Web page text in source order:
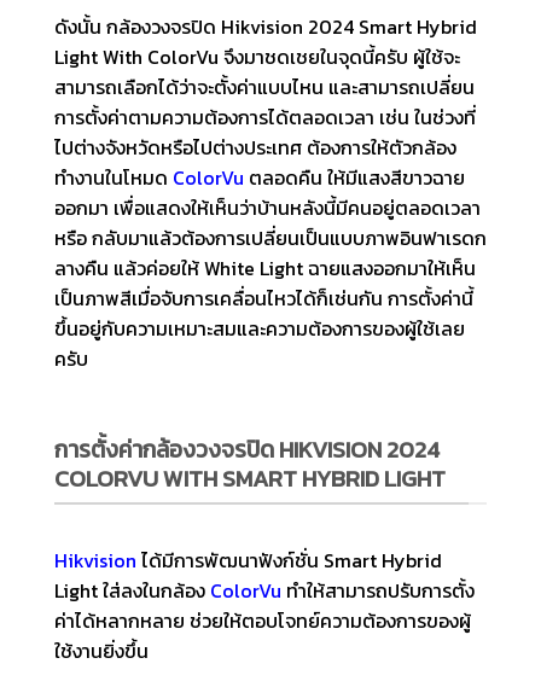
ดังนั้น กล้องวงจรปิด Hikvision 2024 Smart Hybrid
Light With ColorVu จึงมาชดเชยในจุดนี้ครับ ผู้ใช้จะ
สามารถเลือกได้ว่าจะตั้งค่าแบบไหน และสามารถเปลี่ยน
การตั้งค่าตามความต้องการได้ตลอดเวลา เช่น ในช่วงที่
ไปต่างจังหวัดหรือไปต่างประเทศ ต้องการให้ตัวกล้อง
ทำงานในโหมด ColorVu ตลอดคืน ให้มีแสงสีขาวฉาย
ออกมา เพื่อแสดงให้เห็นว่าบ้านหลังนี้มีคนอยู่ตลอดเวลา
หรือ กลับมาแล้วต้องการเปลี่ยนเป็นแบบภาพอินฟาเรดก
ลางคืน แล้วค่อยให้ White Light ฉายแสงออกมาให้เห็น
เป็นภาพสีเมื่อจับการเคลื่อนไหวได้ก็เช่นกัน การตั้งค่านี้
ขึ้นอยู่กับความเหมาะสมและความต้องการของผู้ใช้เลย
ครับ
การตั้งค่ากล้องวงจรปิด HIKVISION 2024
COLORVU WITH SMART HYBRID LIGHT
Hikvision ได้มีการพัฒนาฟังก์ชั่น Smart Hybrid
Light ใส่ลงในกล้อง ColorVu ทำให้สามารถปรับการตั้ง
ค่าได้หลากหลาย ช่วยให้ตอบโจทย์ความต้องการของผู้
ใช้งานยิ่งขึ้น